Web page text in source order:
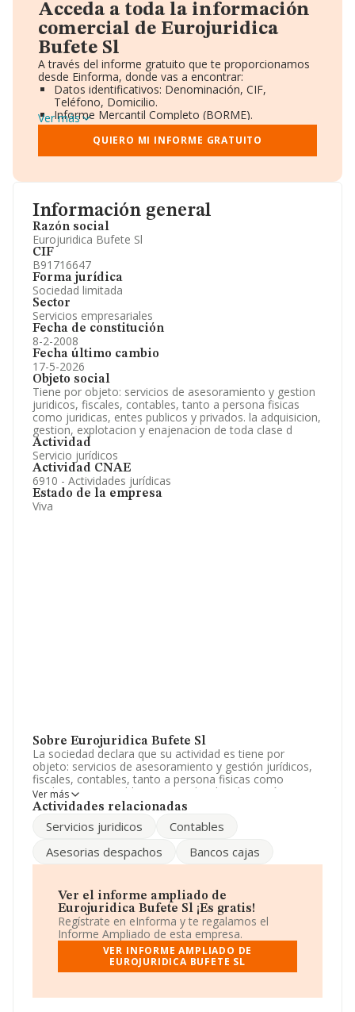
Información general
Razón social
Eurojuridica Bufete Sl
CIF
B91716647
Forma jurídica
Sociedad limitada
Sector
Servicios empresariales
Fecha de constitución
8-2-2008
Fecha último cambio
17-5-2026
Objeto social
Tiene por objeto: servicios de asesoramiento y gestion
juridicos, fiscales, contables, tanto a persona fisicas
como juridicas, entes publicos y privados. la adquisicion,
gestion, explotacion y enajenacion de toda clase d
Actividad
Servicio jurídicos
Actividad CNAE
6910 - Actividades jurídicas
Estado de la empresa
Viva
Sobre Eurojuridica Bufete Sl
La sociedad declara que su actividad es tiene por
objeto: servicios de asesoramiento y gestión jurídicos,
fiscales, contables, tanto a persona fisicas como
juridicas, entes publicos y privados. la adquisición,
gestión, explotación y enajenación de toda clase d. La
'Actividades jurídicas'. La compañía no tiene actividad en
Ha habido un descenso en cuanto al número de
datos de INFORMA, el número de empleados ha estado
por encima de la media de sector.
Para comunicarse con sus oficinas, el número de
teléfono es 954280828 y la dirección de correo es
despacho@eurojuridica.com.
número de identificación fiscal B91716647, se
Ver más
Actividades relacionadas
Servicios juridicos
Contables
Asesorias despachos
Bancos cajas
Ver el informe ampliado de
Eurojuridica Bufete Sl ¡Es gratis!
Regístrate en eInforma y te regalamos el
Informe Ampliado de esta empresa.
VER INFORME AMPLIADO DE
EUROJURIDICA BUFETE SL
Acceda a toda la información
comercial de Eurojuridica
Bufete Sl
A través del informe gratuito que te proporcionamos
desde Einforma, donde vas a encontrar:
Datos identificativos: Denominación, CIF,
Teléfono, Domicilio.
Informe Mercantil Completo (BORME).
Gráficos de Evolución Ventas y Empleados.
Consejo de Administración y Administradores.
Directivos y Ejecutivos.
Información oficial y registral complementaria.
Ver más
QUIERO MI INFORME GRATUITO